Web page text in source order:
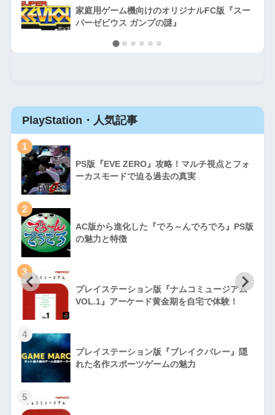
家庭用ゲーム機向けのオリジナルFC版『スー
パーゼビウス ガンプの謎』
PlayStation・人気記事
1
PS版『EVE ZERO』攻略！マルチ視点とフォ
ーカスモードで迫る過去の真実
2
AC版から進化した『でろ～んでろでろ』PS版
の魅力と特徴
3
プレイステーション版『ナムコミュージアム
VOL.1』アーケード黄金期を自宅で体験！
4
プレイステーション版『ブレイクバレー』隠
れた名作スポーツゲームの魅力
5